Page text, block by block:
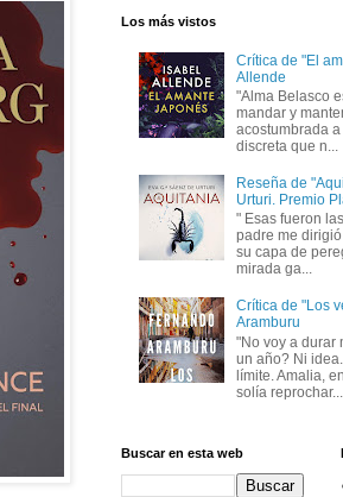
Los más vistos
Crítica de "El
Allende
"Alma Belasco
mandar y
acostumbrada
discreta que n...
Reseña de
Urturi. Premio
" Esas fueron
padre me
su capa de
mirada ga...
Crítica de "Los
Aramburu
"No voy a durar
un año? Ni
límite. Amalia,
solía reprochar...
Buscar en esta web